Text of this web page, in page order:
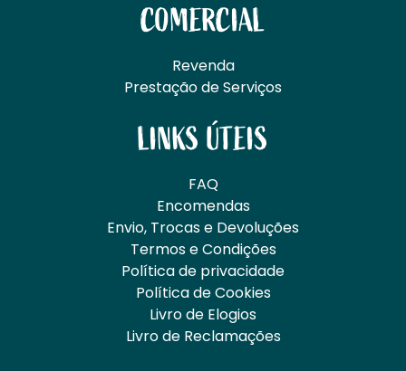
COMERCIAL
Revenda
Prestação de Serviços
LINKS ÚTEIS
FAQ
Encomendas
Envio, Trocas e Devoluções
Termos e Condições
Política de privacidade
Política de Cookies
Livro de Elogios
Livro de Reclamações